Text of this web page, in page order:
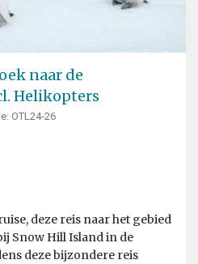
naar de
Helikopters
OTL24-26
deze reis naar het gebied
Snow Hill Island in de
deze bijzondere reis